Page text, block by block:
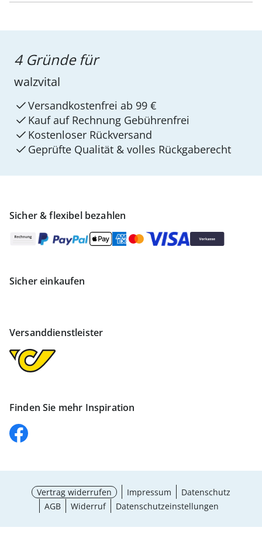
Sicher & flexibel bezahlen
Sicher einkaufen
Versanddienstleister
Finden Sie mehr Inspiration
4 Gründe für
walzvital
Versandkostenfrei ab 99 €
Kauf auf Rechnung Gebührenfrei
Kostenloser Rückversand
Geprüfte Qualität & volles Rückgaberecht
Vertrag widerrufen Impressum
Datenschutz
AGB
Widerruf Datenschutzeinstellungen